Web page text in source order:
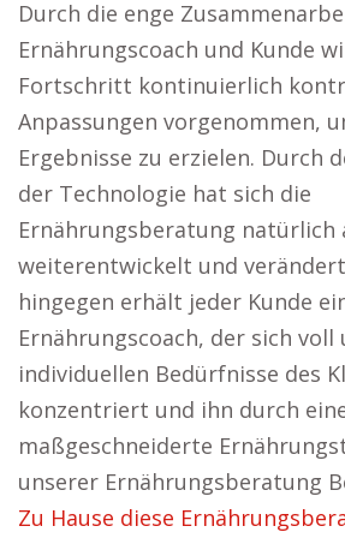
Durch die enge
Ernährungscoach und Kunde
Fortschritt kontinuierlich
Anpassungen vorgenommen,
Ergebnisse zu erzielen. Durch
der Technologie hat sich die
Ernährungsberatung natürlich
weiterentwickelt und
hingegen erhält jeder Kunde
Ernährungscoach, der sich voll
individuellen Bedürfnisse des
konzentriert und ihn durch
maßgeschneiderte
unserer Ernährungsberatung
Zu Hause diese